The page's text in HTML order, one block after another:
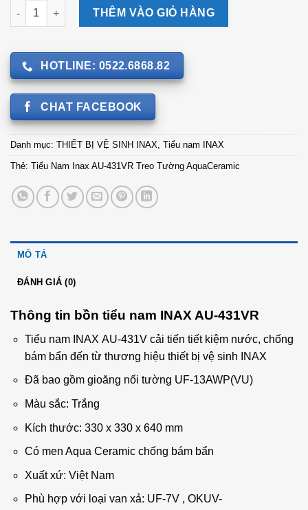
Tiểu Nam Inax AU-431VR Treo Tường AquaCeramic số lượng
THÊM VÀO GIỎ HÀNG
HOTLINE: 0522.6868.82
CHAT FACEBOOK
Danh mục: THIẾT BỊ VỆ SINH INAX, Tiểu nam INAX
Thẻ: Tiểu Nam Inax AU-431VR Treo Tường AquaCeramic
MÔ TẢ
ĐÁNH GIÁ (0)
Thông tin bồn tiểu nam INAX AU-431VR
Tiểu nam INAX AU-431V cải tiến tiết kiệm nước, chống
bám bẩn đến từ thương hiệu thiết bị vệ sinh INAX
Đã bao gồm gioăng nối tường UF-13AWP(VU)
Màu sắc: Trắng
Kích thước: 330 x 330 x 640 mm
Có men Aqua Ceramic chống bám bẩn
Xuất xứ: Việt Nam
Phù hợp với loại van xả: UF-7V , OKUV-